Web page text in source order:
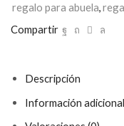
regalo para abuela,
Compartir
Descripción
Información adicional